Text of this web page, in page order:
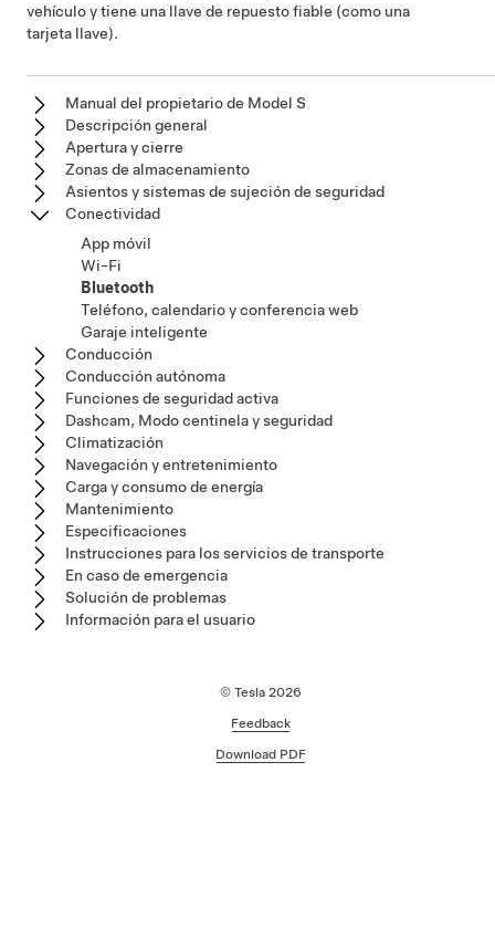
vehículo y tiene una llave de repuesto fiable (como una
tarjeta llave).
Manual del propietario de Model S
Descripción general
Apertura y cierre
Zonas de almacenamiento
Asientos y sistemas de sujeción de seguridad
Conectividad
App móvil
Wi-Fi
Bluetooth
Teléfono, calendario y conferencia web
Garaje inteligente
Conducción
Conducción autónoma
Funciones de seguridad activa
Dashcam, Modo centinela y seguridad
Climatización
Navegación y entretenimiento
Carga y consumo de energía
Mantenimiento
Especificaciones
Instrucciones para los servicios de transporte
En caso de emergencia
Solución de problemas
Información para el usuario
© Tesla 2026
Feedback
Download PDF